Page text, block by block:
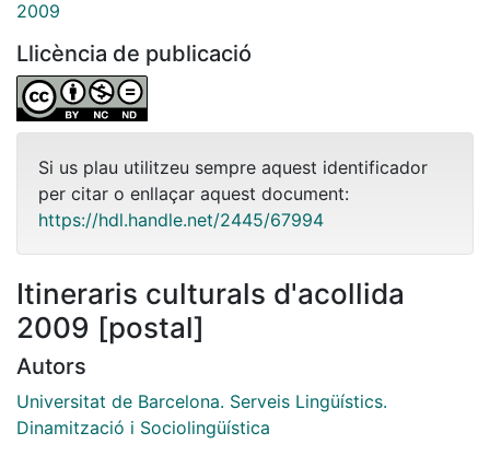
2009
Llicència de publicació
Si us plau utilitzeu sempre aquest identificador
per citar o enllaçar aquest document:
https://hdl.handle.net/2445/67994
Itineraris culturals d'acollida
2009 [postal]
Autors
Universitat de Barcelona. Serveis Lingüístics.
Dinamització i Sociolingüística